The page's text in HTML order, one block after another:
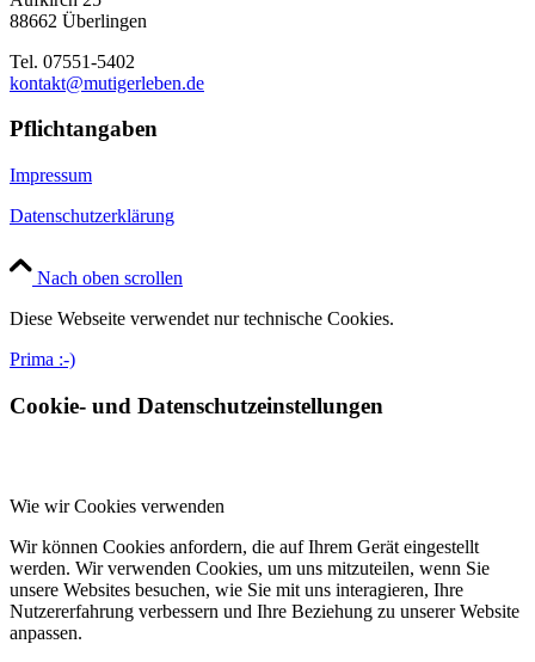
88662 Überlingen
Tel. 07551-5402
kontakt@mutigerleben.de
Pflichtangaben
Impressum
Datenschutzerklärung
Nach oben scrollen
Diese Webseite verwendet nur technische Cookies.
Prima :-)
Cookie- und Datenschutzeinstellungen
Wie wir Cookies verwenden
Wir können Cookies anfordern, die auf Ihrem Gerät eingestellt
werden. Wir verwenden Cookies, um uns mitzuteilen, wenn Sie
unsere Websites besuchen, wie Sie mit uns interagieren, Ihre
Nutzererfahrung verbessern und Ihre Beziehung zu unserer Website
anpassen.